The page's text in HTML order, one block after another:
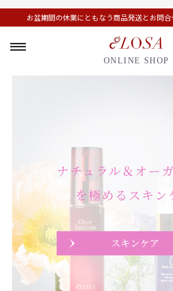
お盆期間の休業にともなう商品発送とお問
ONLINE SHOP
ナチュラル＆オー
を極めるスキン
スキンケア
植物の恵みで育
ヘア＆ボディ
ヘナ
ヘア＆ボディケア